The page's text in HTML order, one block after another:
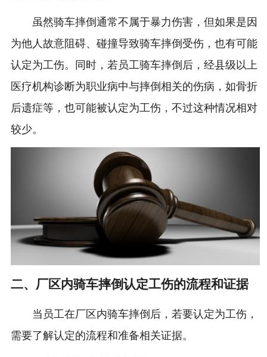
虽然骑车摔倒通常不属于暴力伤害，但如果是因
为他人故意阻碍、碰撞导致骑车摔倒受伤，也有可能
认定为工伤。同时，若员工骑车摔倒后，经县级以上
医疗机构诊断为职业病中与摔倒相关的伤病，如骨折
后遗症等，也可能被认定为工伤，不过这种情况相对
较少。
二、厂区内骑车摔倒认定工伤的流程和证据
当员工在厂区内骑车摔倒后，若要认定为工伤，
需要了解认定的流程和准备相关证据。